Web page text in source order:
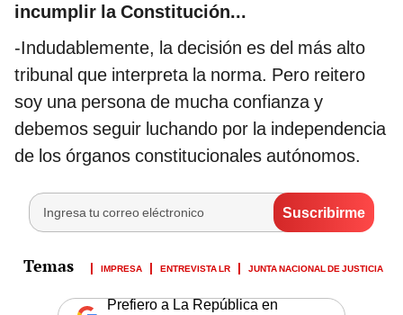
incumplir la Constitución...
-Indudablemente, la decisión es del más alto
tribunal que interpreta la norma. Pero reitero
soy una persona de mucha confianza y
debemos seguir luchando por la independencia
de los órganos constitucionales autónomos.
IMPRESA ENTREVISTA LR JUNTA NACIONAL DE JUSTICIA
Prefiero a La República en